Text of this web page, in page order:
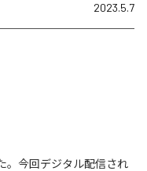
2023.5.7
。今回デジタル配信され